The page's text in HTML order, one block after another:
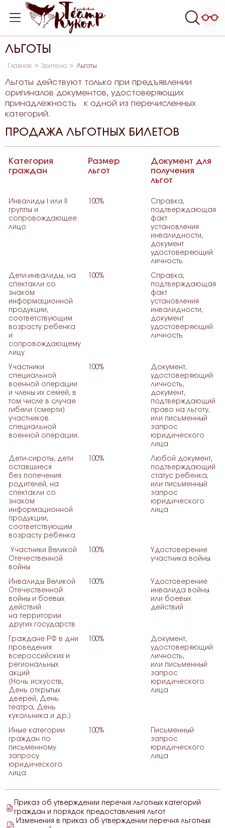
ЛЬГОТЫ
Главная Зрителю Льготы
Льготы действуют только при предъявлении
оригиналов документов, удостоверяющих
принадлежность к одной из перечисленных
категорий.
ПРОДАЖА ЛЬГОТНЫХ БИЛЕТОВ
Категория
граждан
Размер
льгот
Документ для
получения
льгот
Инвалиды I или II
группы и
сопровождающее
лицо
100%
Справка,
подтверждающая
факт
установления
инвалидности,
документ
удостоверяющий
личность
Дети-инвалиды, на
спектакли со
знаком
информационной
продукции,
соответствующим
возрасту ребенка
и
сопровождающему
лицу
100%
Справка,
подтверждающая
факт
установления
инвалидности,
документ
удостоверяющий
личность
Участники
специальной
военной операции
и члены их семей, в
том числе в случае
гибели (смерти)
участников
специальной
военной операции.
100%
Документ,
удостоверяющий
личность,
документ,
подтверждающий
право на льготу,
или письменный
запрос
юридического
лица
Дети-сироты, дети
оставшиеся
без попечения
родителей, на
спектакли со
знаком
информационной
продукции,
соответствующим
возрасту ребенка
100%
Любой документ,
подтверждающий
статус ребенка,
или письменный
запрос
юридического
лица
Участники Великой
Отечественной
войны
100%
Удостоверение
участника войны
Инвалиды Великой
Отечественной
войны и боевых
действий
на территории
других государств
100%
Удостоверение
инвалида войны
или боевых
действий
Граждане РФ в дни
проведения
всероссийских и
региональных
акций
(Ночь искусств,
День открытых
дверей, День
театра, День
кукольника и др.)
100%
Документ,
удостоверяющий
личность,
или письменный
запрос
юридического
лица
Иные категории
граждан по
письменному
запросу
юридического
лица
100%
Письменный
запрос
юридического
лица
Приказ об утверждении перечня льготных категорий
граждан и порядок предоставления льгот
Изменения в приказ об утверждении перечня льготных